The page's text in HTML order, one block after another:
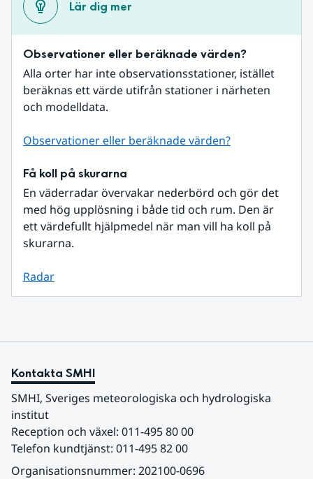
Lär dig mer
Observationer eller beräknade värden?
Alla orter har inte observationsstationer, istället
beräknas ett värde utifrån stationer i närheten
och modelldata.
Observationer eller beräknade värden?
Få koll på skurarna
En väderradar övervakar nederbörd och gör det
med hög upplösning i både tid och rum. Den är
ett värdefullt hjälpmedel när man vill ha koll på
skurarna.
Radar
Kontakta SMHI
SMHI, Sveriges meteorologiska och hydrologiska
institut
Reception och växel: 011-495 80 00
Telefon kundtjänst: 011-495 82 00
Organisationsnummer: 202100-0696